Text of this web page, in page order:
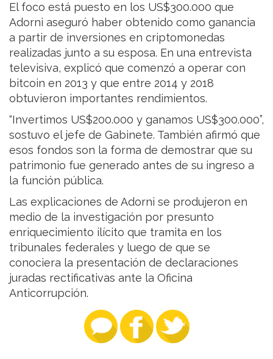
El foco está puesto en los US$300.000 que
Adorni aseguró haber obtenido como ganancia
a partir de inversiones en criptomonedas
realizadas junto a su esposa. En una entrevista
televisiva, explicó que comenzó a operar con
bitcoin en 2013 y que entre 2014 y 2018
obtuvieron importantes rendimientos.
“Invertimos US$200.000 y ganamos US$300.000”,
sostuvo el jefe de Gabinete. También afirmó que
esos fondos son la forma de demostrar que su
patrimonio fue generado antes de su ingreso a
la función pública.
Las explicaciones de Adorni se produjeron en
medio de la investigación por presunto
enriquecimiento ilícito que tramita en los
tribunales federales y luego de que se
conociera la presentación de declaraciones
juradas rectificativas ante la Oficina
Anticorrupción.